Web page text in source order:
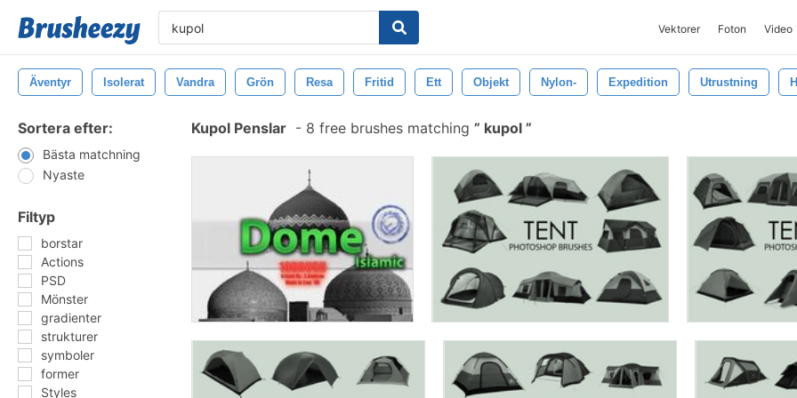
Vektorer Foton Video
Äventyr Isolerat Vandra Grön Resa Fritid Ett Objekt Nylon- Expedition Utrustning
Sortera efter:
Bästa matchning
Nyaste
Filtyp
borstar
Actions
PSD
Mönster
gradienter
strukturer
symboler
former
Styles
Kupol Penslar - 8 free brushes matching kupol